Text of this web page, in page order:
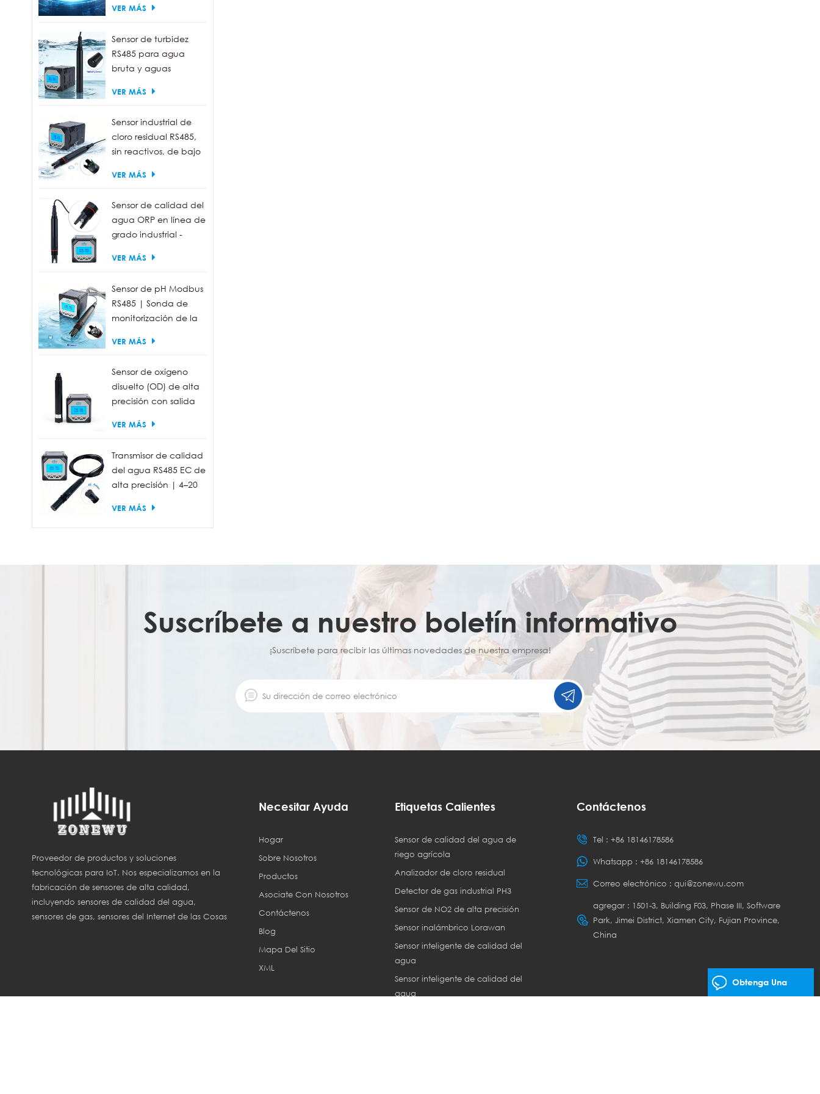
VER MÁS
Sensor de turbidez
RS485 para agua
bruta y aguas
medidora de turbidez
VER MÁS
Sensor industrial de
cloro residual RS485,
sin reactivos, de bajo
VER MÁS
Sensor de calidad del
agua ORP en línea de
grado industrial -
IP68, salida RS485
VER MÁS
Sensor de pH Modbus
RS485 | Sonda de
monitorización de la
industrial IP68
VER MÁS
Sensor de oxígeno
disuelto (OD) de alta
precisión con salida
medición de la
VER MÁS
Transmisor de calidad
del agua RS485 EC de
alta precisión | 4–20
VER MÁS
Suscríbete a nuestro boletín informativo
¡Suscríbete para recibir las últimas novedades de nuestra empresa!
Proveedor de productos y soluciones
tecnológicas para IoT. Nos especializamos en la
fabricación de sensores de alta calidad,
incluyendo sensores de calidad del agua,
sensores de gas, sensores del Internet de las Cosas
Necesitar Ayuda
Hogar
Sobre Nosotros
Productos
Asociate Con Nosotros
Contáctenos
Blog
Mapa Del Sitio
XML
Etiquetas Calientes
Sensor de calidad del agua de
riego agrícola
Analizador de cloro residual
Detector de gas industrial PH3
Sensor de NO2 de alta precisión
Sensor inalámbrico Lorawan
Sensor inteligente de calidad del
agua
Sensor inteligente de calidad del
agua
Contáctenos
Tel : +86 18146178586
Whatsapp : +86 18146178586
Correo electrónico : qui@zonewu.com
agregar : 1501-3, Building F03, Phase III, Software
Park, Jimei District, Xiamen City, Fujian Province,
China
Obtenga Una